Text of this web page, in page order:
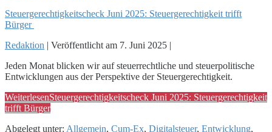
Steuergerechtigkeitscheck Juni 2025: Steuergerechtigkeit trifft
Bürger
Redaktion | Veröffentlicht am 7. Juni 2025 |
Jeden Monat blicken wir auf steuerrechtliche und steuerpolitische
Entwicklungen aus der Perspektive der Steuergerechtigkeit.
WeiterlesenSteuergerechtigkeitscheck Juni 2025: Steuergerechtigkeit
trifft Bürger
Abgelegt unter: Allgemein, Cum-Ex, Digitalsteuer, Entwicklung,